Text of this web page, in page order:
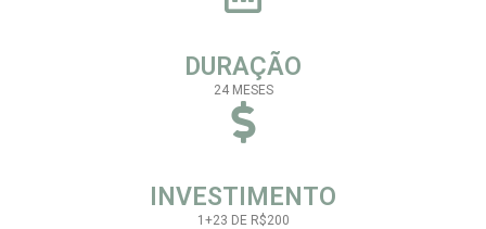
DURAÇÃO
24 MESES
INVESTIMENTO
1+23 DE R$200